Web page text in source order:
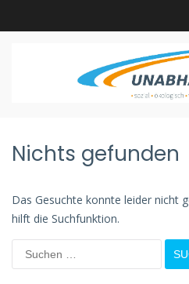
Nichts gefunden
Das Gesuchte konnte leider nicht
hilft die Suchfunktion.